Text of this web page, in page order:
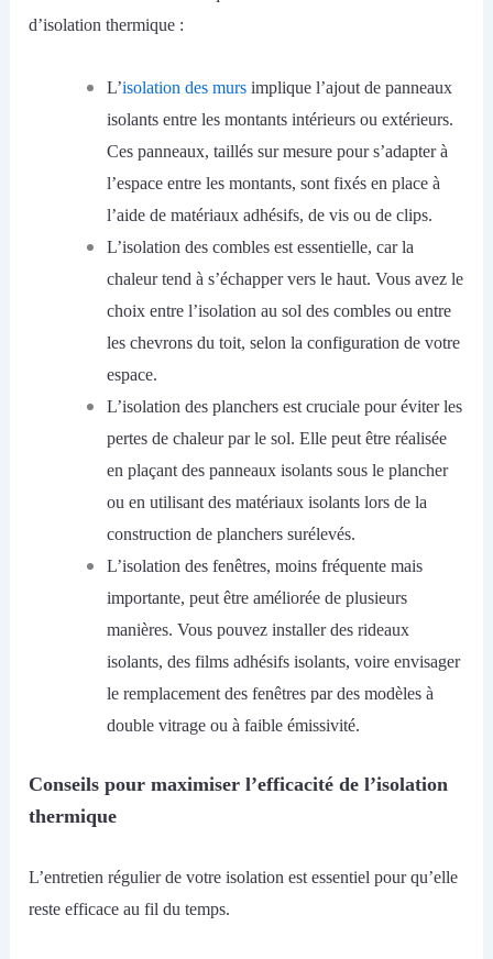
d’isolation thermique :
L’isolation des mursimplique l’ajout de panneaux
isolants entre les montants intérieurs ou extérieurs.
Ces panneaux, taillés sur mesure pour s’adapter à
l’espace entre les montants, sont fixés en place à
l’aide de matériaux adhésifs, de vis ou de clips.
L’isolation des combles est essentielle, car la
chaleur tend à s’échapper vers le haut. Vous avez le
choix entre l’isolation au sol des combles ou entre
les chevrons du toit, selon la configuration de votre
espace.
L’isolation des planchers est cruciale pour éviter les
pertes de chaleur par le sol. Elle peut être réalisée
en plaçant des panneaux isolants sous le plancher
ou en utilisant des matériaux isolants lors de la
construction de planchers surélevés.
L’isolation des fenêtres, moins fréquente mais
importante, peut être améliorée de plusieurs
manières. Vous pouvez installer des rideaux
isolants, des films adhésifs isolants, voire envisager
le remplacement des fenêtres par des modèles à
double vitrage ou à faible émissivité.
Conseils pour maximiser l’efficacité de l’isolation
thermique
L’entretien régulier de votre isolation est essentiel pour qu’elle
reste efficace au fil du temps.